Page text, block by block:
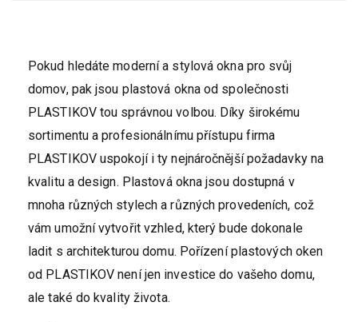
Pokud hledáte moderní a stylová okna pro svůj
domov, pak jsou plastová okna od společnosti
PLASTIKOV tou správnou volbou. Díky širokému
sortimentu a profesionálnímu přístupu firma
PLASTIKOV uspokojí i ty nejnáročnější požadavky na
kvalitu a design. Plastová okna jsou dostupná v
mnoha různých stylech a různých provedeních, což
vám umožní vytvořit vzhled, který bude dokonale
ladit s architekturou domu. Pořízení plastových oken
od PLASTIKOV není jen investice do vašeho domu,
ale také do kvality života.